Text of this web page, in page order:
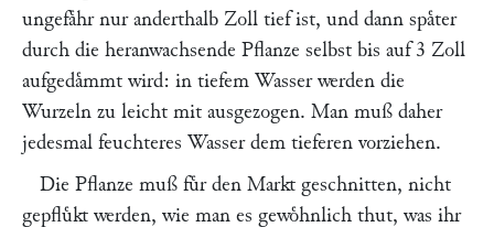
ungefaͤhr nur anderthalb Zoll tief ist, und dann spaͤter
durch die heranwachsende Pflanze selbst bis auf 3 Zoll
aufgedaͤmmt wird: in tiefem Wasser werden die
Wurzeln zu leicht mit ausgezogen. Man muß daher
jedesmal feuchteres Wasser dem tieferen vorziehen.
Die Pflanze muß fuͤr den Markt geschnitten, nicht
gepfluͤkt werden, wie man es gewoͤhnlich thut, was ihr